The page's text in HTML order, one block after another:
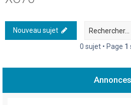
Nouveau sujet
0 sujet • Page 1
Annonces